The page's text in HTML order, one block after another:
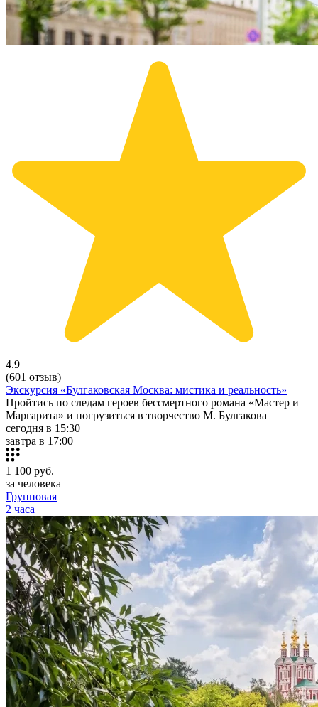
4.9
(601 отзыв)
Экскурсия «Булгаковская Москва: мистика и реальность»
Пройтись по следам героев бессмертного романа «Мастер и
Маргарита» и погрузиться в творчество М. Булгакова
сегодня в 15:30
завтра в 17:00
1 100 руб.
за человека
Групповая
2 часа